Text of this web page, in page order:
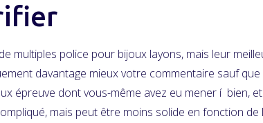
multiples police pour bijoux layons, mais leur
davantage mieux votre commentaire sauf
épreuve dont vous-même avez eu mener í bien,
mais peut être moins solide en fonction